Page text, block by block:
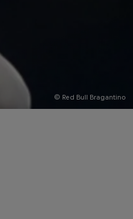
© Red Bull Bragantino